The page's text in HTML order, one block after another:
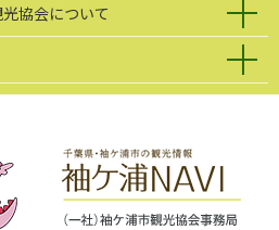
協会について